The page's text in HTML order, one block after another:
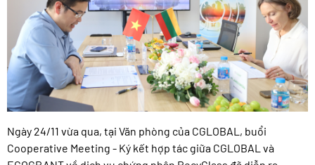
Ngày 24/11 vừa qua, tại Văn phòng của CGLOBAL, buổi
Cooperative Meeting - Ký kết hợp tác giữa CGLOBAL và